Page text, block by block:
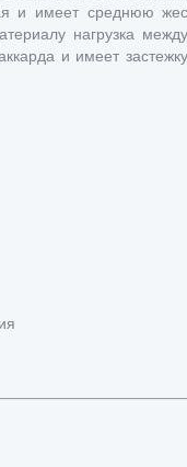
и имеет среднюю
нагрузка
и имеет